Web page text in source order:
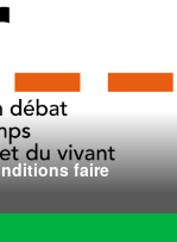
faire